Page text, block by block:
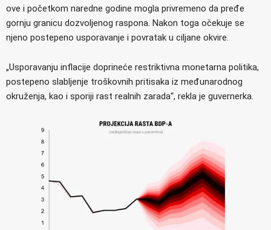
ove i početkom naredne godine mogla privremeno da pređe
gornju granicu dozvoljenog raspona. Nakon toga očekuje se
njeno postepeno usporavanje i povratak u ciljane okvire.
„Usporavanju inflacije doprineće restriktivna monetarna politika,
postepeno slabljenje troškovnih pritisaka iz međunarodnog
okruženja, kao i sporiji rast realnih zarada“, rekla je guvernerka.